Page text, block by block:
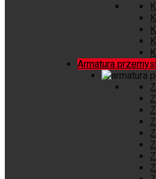
Armatura